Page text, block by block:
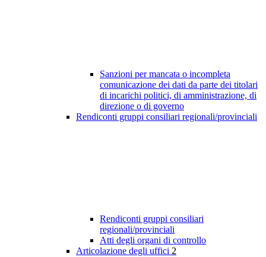
Sanzioni per mancata o incompleta
comunicazione dei dati da parte dei titolari
di incarichi politici, di amministrazione, di
direzione o di governo
Rendiconti gruppi consiliari regionali/provinciali
Rendiconti gruppi consiliari
regionali/provinciali
Atti degli organi di controllo
Articolazione degli uffici 2